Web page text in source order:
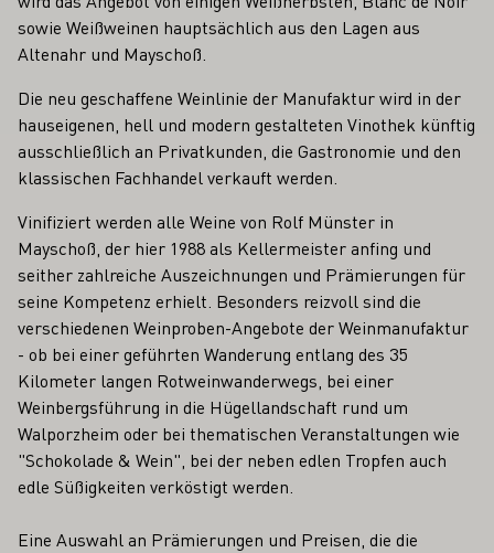
sowie Weißweinen hauptsächlich aus den Lagen aus
Altenahr und Mayschoß.
Die neu geschaffene Weinlinie der Manufaktur wird in der
hauseigenen, hell und modern gestalteten Vinothek künftig
ausschließlich an Privatkunden, die Gastronomie und den
klassischen Fachhandel verkauft werden.
Vinifiziert werden alle Weine von Rolf Münster in
Mayschoß, der hier 1988 als Kellermeister anfing und
seither zahlreiche Auszeichnungen und Prämierungen für
seine Kompetenz erhielt. Besonders reizvoll sind die
verschiedenen Weinproben-Angebote der Weinmanufaktur
- ob bei einer geführten Wanderung entlang des 35
Kilometer langen Rotweinwanderwegs, bei einer
Weinbergsführung in die Hügellandschaft rund um
Walporzheim oder bei thematischen Veranstaltungen wie
"Schokolade & Wein", bei der neben edlen Tropfen auch
edle Süßigkeiten verköstigt werden.
Eine Auswahl an Prämierungen und Preisen, die die